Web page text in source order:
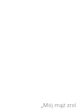
„Mój mąż